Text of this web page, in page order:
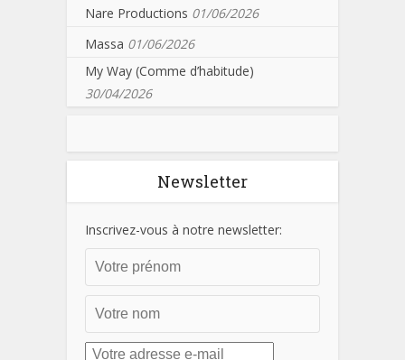
Nare Productions 01/06/2026
Massa 01/06/2026
My Way (Comme d’habitude)
30/04/2026
Newsletter
Inscrivez-vous à notre newsletter: